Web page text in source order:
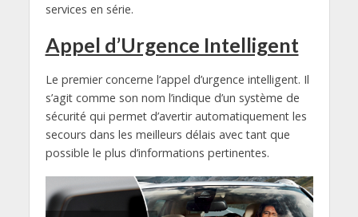
services en série.
Appel d’Urgence Intelligent
Le premier concerne l’appel d’urgence intelligent. Il
s’agit comme son nom l’indique d’un système de
sécurité qui permet d’avertir automatiquement les
secours dans les meilleurs délais avec tant que
possible le plus d’informations pertinentes.